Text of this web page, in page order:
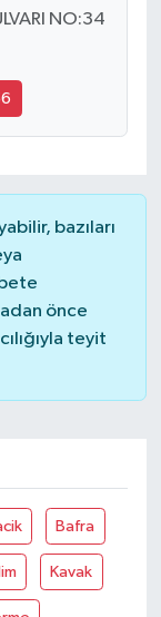
NO:34
bazıları
önce
teyit
Bafra
Kavak